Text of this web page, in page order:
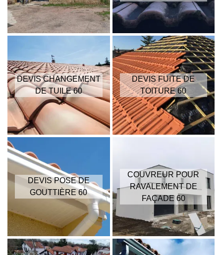
DEVIS CHANGEMENT
DE TUILE 60
DEVIS FUITE DE
TOITURE 60
DEVIS POSE DE
GOUTTIÈRE 60
COUVREUR POUR
RAVALEMENT DE
FAÇADE 60